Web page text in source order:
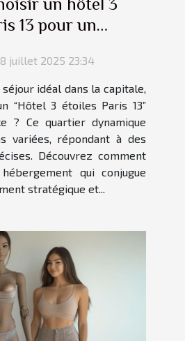
13 pour un
juillet 2025 23:34
idéal dans la capitale,
“Hôtel 3 étoiles Paris 13”
? Ce quartier dynamique
variées, répondant à des
Découvrez comment
qui conjugue
stratégique et...